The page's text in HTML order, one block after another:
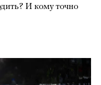
И кому точно